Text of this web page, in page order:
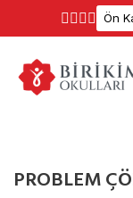
Ön
PROBLEM